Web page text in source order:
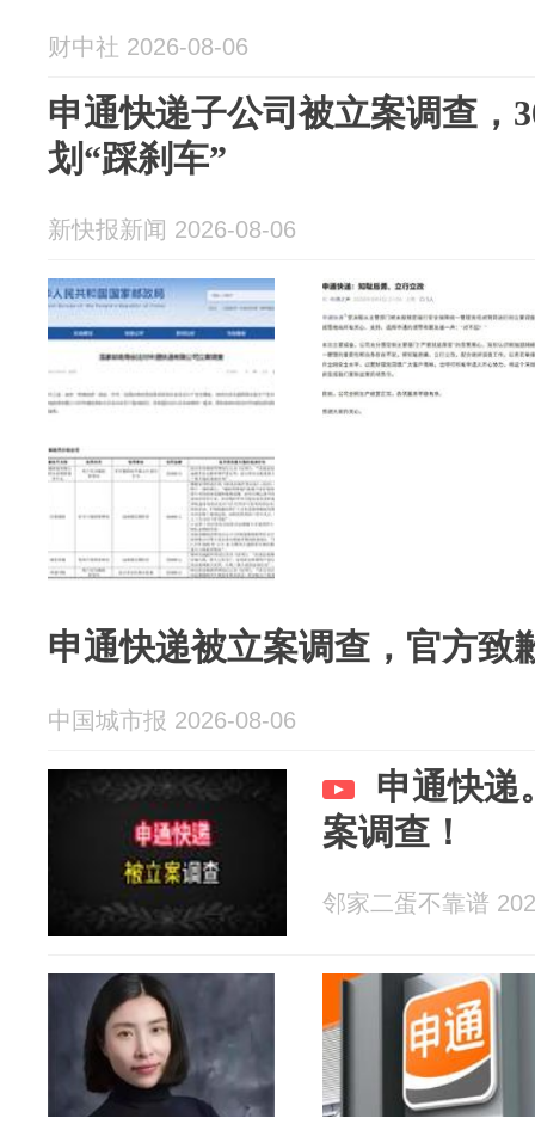
财中社 2026-08-06
申通快递子公司被立案调查，
划“踩刹车”
新快报新闻 2026-08-06
申通快递被立案调查，官方致
中国城市报 2026-08-06
申通快递
案调查！
邻家二蛋不靠谱